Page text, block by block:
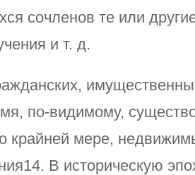
сочленов те или
и т. д.
по-видимому,
крайней мере,
В историческую